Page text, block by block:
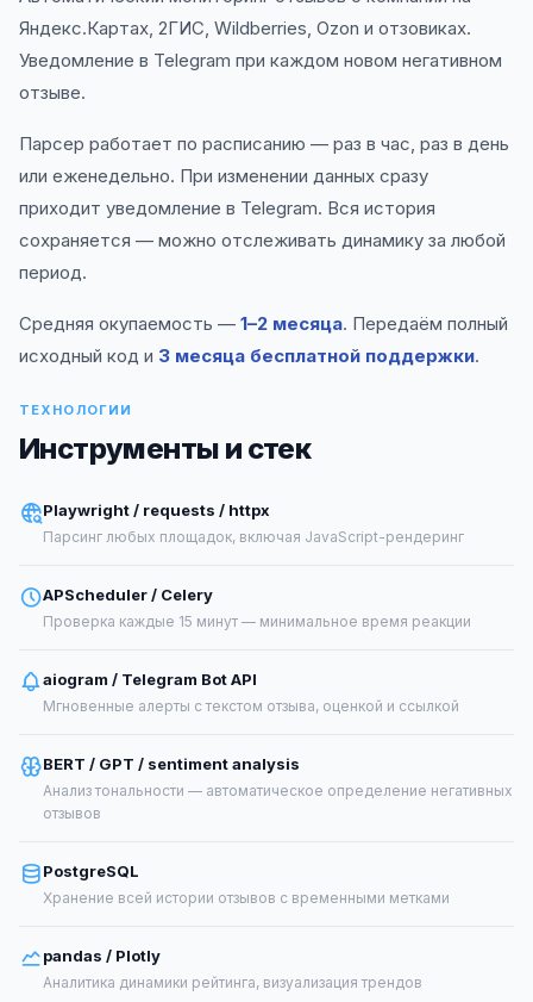
Яндекс.Картах, 2ГИС, Wildberries, Ozon и отзовиках.
Уведомление в Telegram при каждом новом негативном
отзыве.
Парсер работает по расписанию — раз в час, раз в день
или еженедельно. При изменении данных сразу
приходит уведомление в Telegram. Вся история
сохраняется — можно отслеживать динамику за любой
период.
Средняя окупаемость — 1–2 месяца. Передаём полный
исходный код и 3 месяца бесплатной поддержки.
ТЕХНОЛОГИИ
Инструменты и стек
Playwright / requests / httpx
Парсинг любых площадок, включая JavaScript-рендеринг
APScheduler / Celery
Проверка каждые 15 минут — минимальное время реакции
aiogram / Telegram Bot API
Мгновенные алерты с текстом отзыва, оценкой и ссылкой
BERT / GPT / sentiment analysis
Анализ тональности — автоматическое определение негативных
отзывов
PostgreSQL
Хранение всей истории отзывов с временными метками
pandas / Plotly
Аналитика динамики рейтинга, визуализация трендов